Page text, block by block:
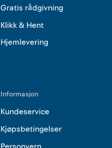
Gratis rådgivning
Klikk & Hent
Hjemlevering
Informasjon
Kundeservice
Kjøpsbetingelser